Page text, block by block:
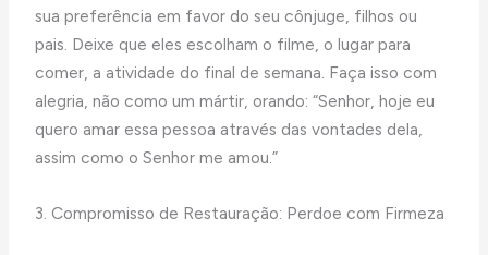
sua preferência em favor do seu cônjuge, filhos ou
pais. Deixe que eles escolham o filme, o lugar para
comer, a atividade do final de semana. Faça isso com
alegria, não como um mártir, orando: “Senhor, hoje eu
quero amar essa pessoa através das vontades dela,
assim como o Senhor me amou.”
3. Compromisso de Restauração: Perdoe com Firmeza